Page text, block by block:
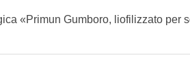
«Primun Gumboro, liofilizzato per